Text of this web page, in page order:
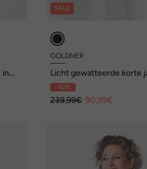
in
SALE
GOLDNER
Licht gewatteerde korte
- 62%
239,99€ 90,99€